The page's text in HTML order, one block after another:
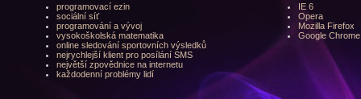
programovací ezin
sociální síť
programování a vývoj
vysokoškolská matematika
online sledování sportovních výsledků
nejrychlejší klient pro posílání SMS
největší zpovědnice na internetu
každodenní problémy lidí
IE 6
Opera
Mozilla Firefox
Google Chrome